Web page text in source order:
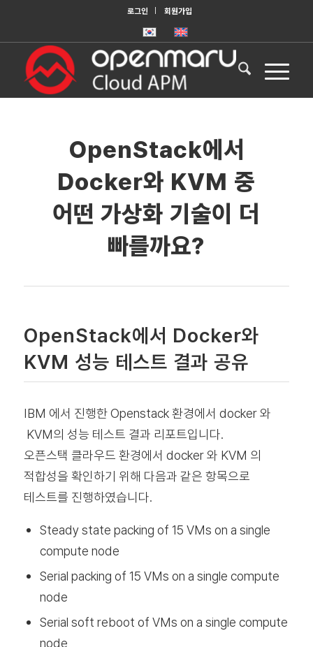
로그인 회원가입
OpenStack에서
Docker와 KVM 중
어떤 가상화 기술이 더
빠를까요?
OpenStack에서 Docker와
KVM 성능 테스트 결과 공유
IBM 에서 진행한 Openstack 환경에서 docker 와
KVM의 성능 테스트 결과 리포트입니다.
오픈스택 클라우드 환경에서 docker 와 KVM 의
적합성을 확인하기 위해 다음과 같은 항목으로
테스트를 진행하였습니다.
Steady state packing of 15 VMs on a single
compute node
Serial packing of 15 VMs on a single compute
node
Serial soft reboot of VMs on a single compute
node